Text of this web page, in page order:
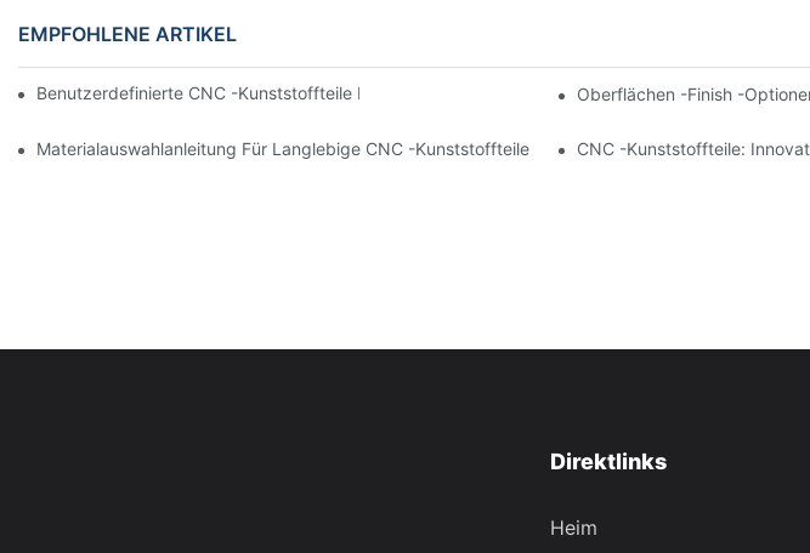
EMPFOHLENE ARTIKEL
Benutzerdefinierte CNC -Kunststoffteile Für Medizinische & Biowissenschaftsgeräte
Oberflächen -Finish -
Materialauswahlanleitung Für Langlebige CNC -Kunststoffteile CNC -Kunststoffteile:
Direktlinks
Heim